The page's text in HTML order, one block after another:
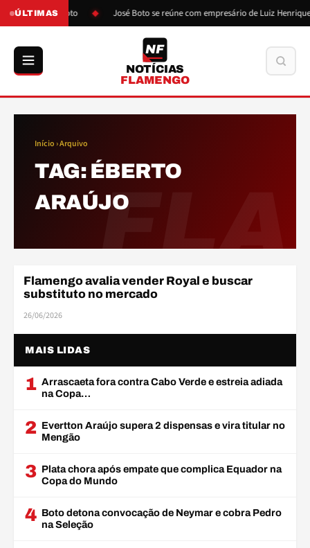
ÚLTIMAS
pressão de Boto José Boto se reúne com empresário de Luiz Henrique
NF
NOTÍCIAS
FLAMENGO
FLA
Início › Arquivo
TAG: ÉBERTO
ARAÚJO
ELENCO
Flamengo avalia vender Royal e buscar
substituto no mercado
26/06/2026
MAIS LIDAS
1 Arrascaeta fora contra Cabo Verde e estreia adiada
na Copa…
2 Evertton Araújo supera 2 dispensas e vira titular no
Mengão
3 Plata chora após empate que complica Equador na
Copa do Mundo
4 Boto detona convocação de Neymar e cobra Pedro
na Seleção